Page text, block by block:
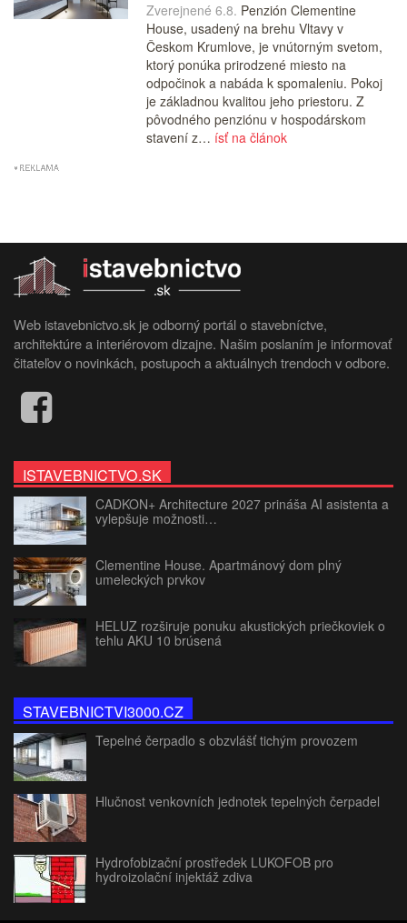
Zverejnené 6.8. Penzión Clementine
House, usadený na brehu Vltavy v
Českom Krumlove, je vnútorným svetom,
ktorý ponúka prirodzené miesto na
odpočinok a nabáda k spomaleniu. Pokoj
je základnou kvalitou jeho priestoru. Z
pôvodného penziónu v hospodárskom
stavení z… ísť na článok
Web istavebnictvo.sk je odborný portál o stavebníctve,
architektúre a interiérovom dizajne. Našim poslaním je informovať
čitateľov o novinkách, postupoch a aktuálnych trendoch v odbore.
ISTAVEBNICTVO.SK
CADKON+ Architecture 2027 prináša AI asistenta a
vylepšuje možnosti…
Clementine House. Apartmánový dom plný
umeleckých prvkov
HELUZ rozširuje ponuku akustických priečkoviek o
tehlu AKU 10 brúsená
STAVEBNICTVI3000.CZ
Tepelné čerpadlo s obzvlášť tichým provozem
Hlučnost venkovních jednotek tepelných čerpadel
Hydrofobizační prostředek LUKOFOB pro
hydroizolační injektáž zdiva